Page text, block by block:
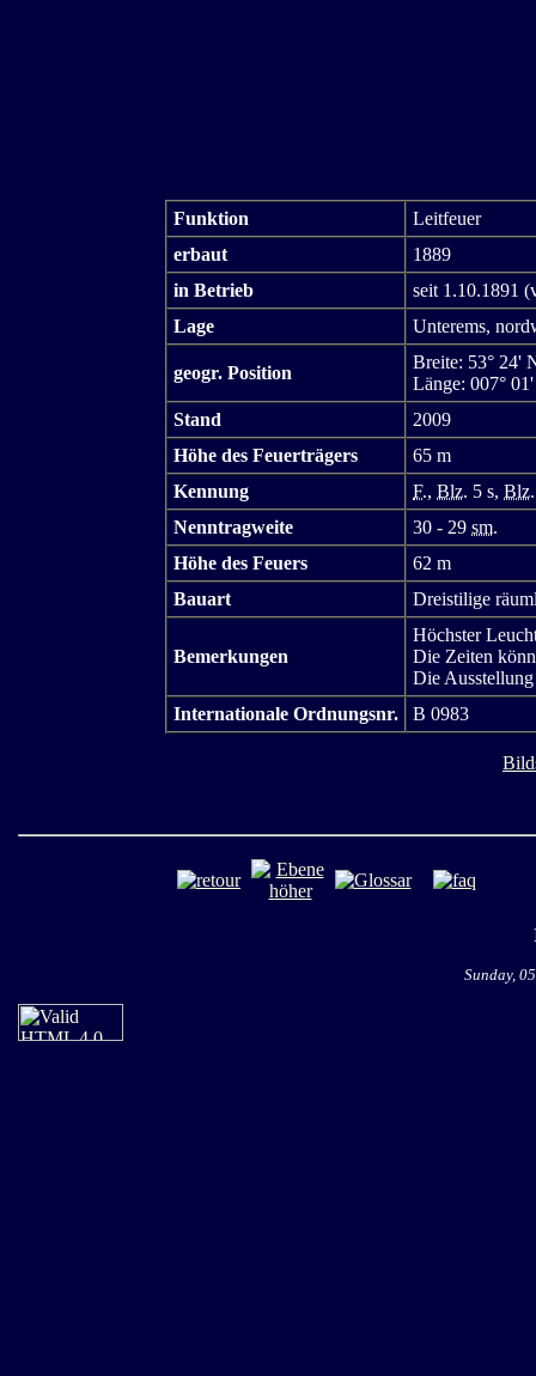
Funktion
Leitfeuer
erbaut
1889
in Betrieb
seit 1.10.1891
Lage
Unterems,
geogr. Position
Breite: 53° 24'
Länge: 007°
Stand
2009
Höhe des Feuerträgers
65 m
Kennung
F., Blz. 5 s, Blz.
Nenntragweite
30 - 29 sm.
Höhe des Feuers
62 m
Bauart
Dreistilige
Bemerkungen
Höchster
Die Zeiten
Die
Internationale Ordnungsnr.
B 0983
Sunday,